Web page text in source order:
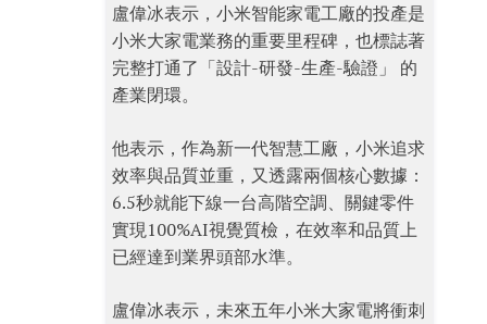
盧偉冰表示，小米智能家電工廠的投產是
小米大家電業務的重要里程碑，也標誌著
完整打通了「設計-研發-生產-驗證」 的
產業閉環。
他表示，作為新一代智慧工廠，小米追求
效率與品質並重，又透露兩個核心數據：
6.5秒就能下線一台高階空調、關鍵零件
實現100%AI視覺質檢，在效率和品質上
已經達到業界頭部水準。
盧偉冰表示，未來五年小米大家電將衝刺